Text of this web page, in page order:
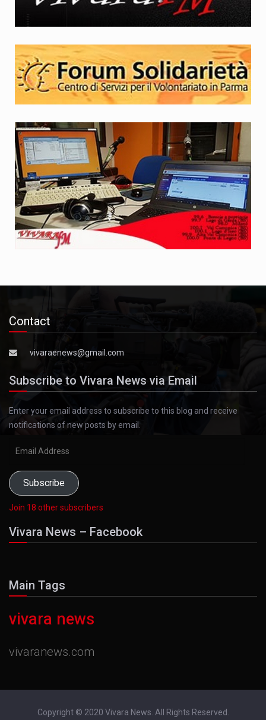
Contact
vivaraenews@gmail.com
Subscribe to Vivara News via Email
Enter your email address to subscribe to this blog and receive
notifications of new posts by email.
Subscribe
Join 18 other subscribers
Vivara News – Facebook
Main Tags
vivara news
vivaranews.com
Copyright © 2020 Vivara News. All Rights Reserved.